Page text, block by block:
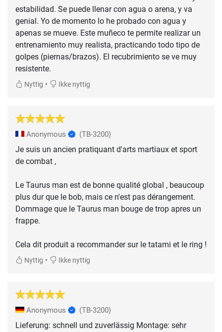
estabilidad. Se puede llenar con agua o arena, y va
genial. Yo de momento lo he probado con agua y
apenas se mueve. Este muñeco te permite realizar un
entrenamiento muy realista, practicando todo tipo de
golpes (piernas/brazos). El recubrimiento se ve muy
resistente.
Nyttig • Ikke nyttig
Anonymous (TB-3200)
Je suis un ancien pratiquant d'arts martiaux et sport
de combat ,
Le Taurus man est de bonne qualité global , beaucoup
plus dur que le bob, mais ce n'est pas dérangement.
Dommage que le Taurus man bouge de trop apres un
frappe.
Cela dit produit a recommander sur le tatami et le ring !
Nyttig • Ikke nyttig
Anonymous (TB-3200)
Lieferung: schnell und zuverlässig Montage: sehr